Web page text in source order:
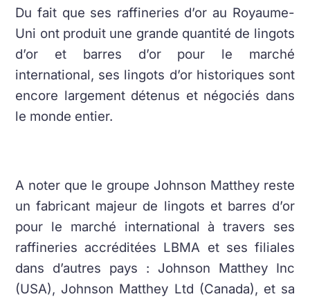
Du fait que ses raffineries d’or au Royaume-
Uni ont produit une grande quantité de lingots
d’or et barres d’or pour le marché
international, ses lingots d’or historiques sont
encore largement détenus et négociés dans
le monde entier.
A noter que le groupe Johnson Matthey reste
un fabricant majeur de lingots et barres d’or
pour le marché international à travers ses
raffineries accréditées LBMA et ses filiales
dans d’autres pays : Johnson Matthey Inc
(USA), Johnson Matthey Ltd (Canada), et sa